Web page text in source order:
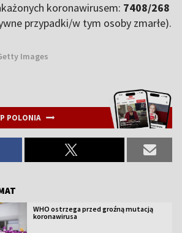
koronawirusem: 7408/268
przypadki/w tym osoby zmarłe).
Images
POLONIA
WHO ostrzega przed groźną mutacją
koronawirusa